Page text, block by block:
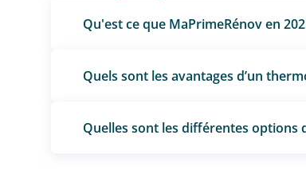
Qu'est ce que MaPrimeRénov en
Quels sont les avantages d’un
Quelles sont les différentes